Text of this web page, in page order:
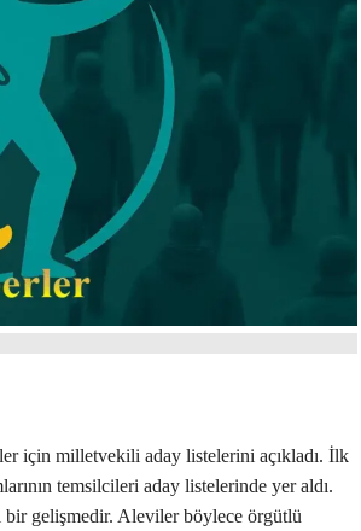
için milletvekili aday listelerini açıkladı. İlk
temsilcileri aday listelerinde yer aldı.
bir gelişmedir. Aleviler böylece örgütlü